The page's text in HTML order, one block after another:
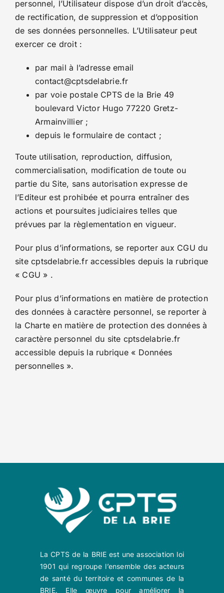
personnel, l’Utilisateur dispose d’un droit d’accès,
de rectification, de suppression et d’opposition
de ses données personnelles. L’Utilisateur peut
exercer ce droit :
par mail à l’adresse email
contact@cptsdelabrie.fr
par voie postale CPTS de la Brie 49
boulevard Victor Hugo 77220 Gretz-
Armainvillier ;
depuis le formulaire de contact ;
Toute utilisation, reproduction, diffusion,
commercialisation, modification de toute ou
partie du Site, sans autorisation expresse de
l’Editeur est prohibée et pourra entraîner des
actions et poursuites judiciaires telles que
prévues par la règlementation en vigueur.
Pour plus d’informations, se reporter aux CGU du
site cptsdelabrie.fr accessibles depuis la rubrique
« CGU » .
Pour plus d’informations en matière de protection
des données à caractère personnel, se reporter à
la Charte en matière de protection des données à
caractère personnel du site cptsdelabrie.fr
accessible depuis la rubrique « Données
personnelles ».
La CPTS de la BRIE est une association loi
1901 qui regroupe l’ensemble des acteurs
de santé du territoire et communes de la
BRIE. Elle œuvre pour améliorer la